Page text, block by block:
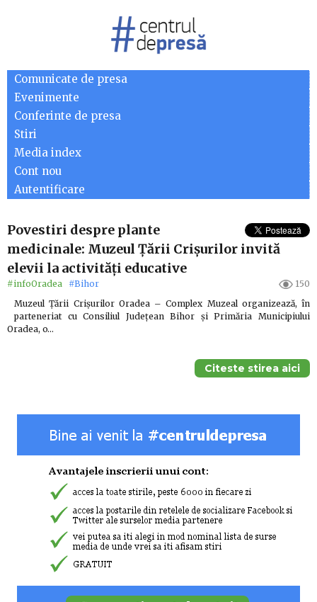
Comunicate de presa
Evenimente
Conferinte de presa
Stiri
Media index
Cont nou
Autentificare
Povestiri despre plante
medicinale: Muzeul Țării Crișurilor invită
elevii la activități educative
#infoOradea #Bihor
150
Muzeul Țării Crișurilor Oradea – Complex Muzeal organizează, în
parteneriat cu Consiliul Județean Bihor și Primăria Municipiului
Oradea, o…
Citeste stirea aici